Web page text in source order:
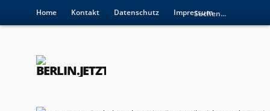
Home Kontakt Datenschutz Impressum